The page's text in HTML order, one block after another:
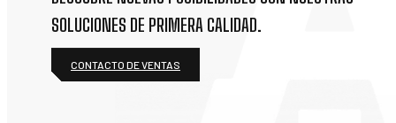
SOLUCIONES DE PRIMERA CALIDAD.
CONTACTO DE VENTAS